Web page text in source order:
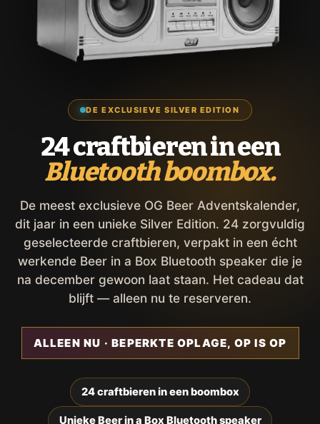
DE EXCLUSIEVE SILVER EDITION
24 craftbieren in een
Bluetooth boombox.
De meest exclusieve OG Beer Adventskalender,
dit jaar in een unieke Silver Edition. 24 zorgvuldig
geselecteerde craftbieren, verpakt in een écht
werkende Beer in a Box Bluetooth speaker die je
na december gewoon laat staan. Het cadeau dat
blijft — alleen nu te reserveren.
ALLEEN NU · BEPERKTE OPLAGE, OP IS OP
24 craftbieren in een boombox
Unieke Beer in a Box Bluetooth speaker